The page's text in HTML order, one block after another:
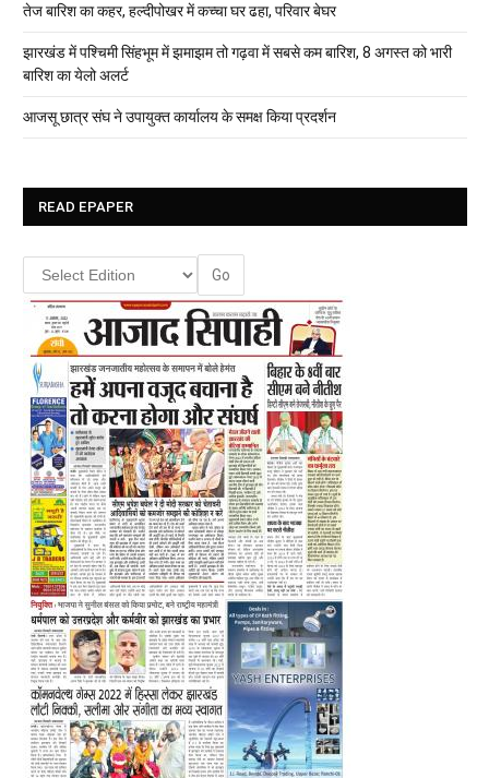
तेज बारिश का कहर, हल्दीपोखर में कच्चा घर ढहा, परिवार बेघर
झारखंड में पश्चिमी सिंहभूम में झमाझम तो गढ़वा में सबसे कम बारिश, 8 अगस्त को भारी
बारिश का येलो अलर्ट
आजसू छात्र संघ ने उपायुक्त कार्यालय के समक्ष किया प्रदर्शन
READ EPAPER